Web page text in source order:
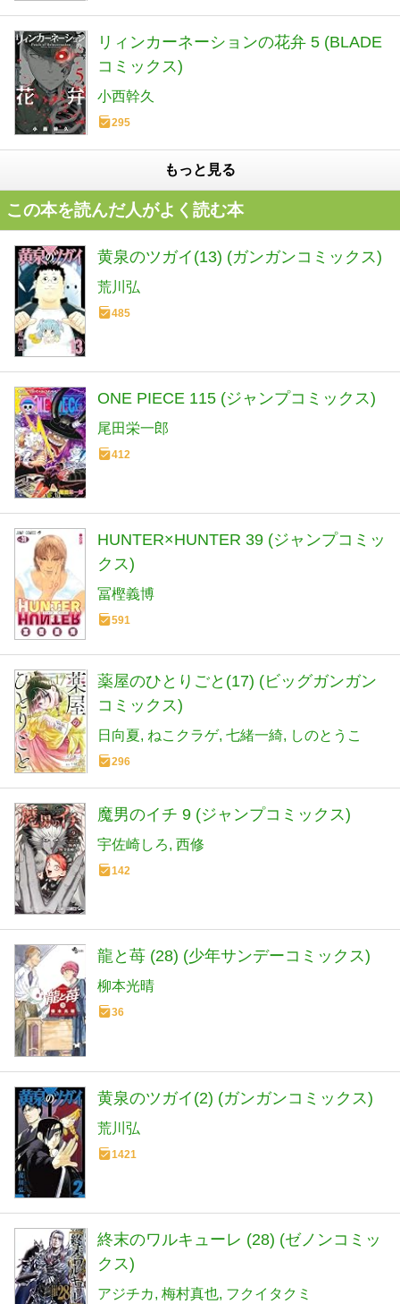
リィンカーネーションの花弁 5 (BLADE
コミックス)
小西幹久
295
もっと見る
この本を読んだ人がよく読む本
黄泉のツガイ(13) (ガンガンコミックス)
荒川弘
485
ONE PIECE 115 (ジャンプコミックス)
尾田栄一郎
412
HUNTER×HUNTER 39 (ジャンプコミッ
クス)
冨樫義博
591
薬屋のひとりごと(17) (ビッグガンガン
コミックス)
日向夏 ねこクラゲ 七緒一綺 しのとうこ
296
魔男のイチ 9 (ジャンプコミックス)
宇佐崎しろ 西修
142
龍と苺 (28) (少年サンデーコミックス)
柳本光晴
36
黄泉のツガイ(2) (ガンガンコミックス)
荒川弘
1421
終末のワルキューレ (28) (ゼノンコミッ
クス)
アジチカ 梅村真也 フクイタクミ